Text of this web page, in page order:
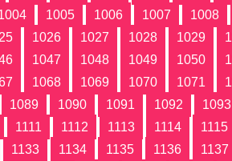
1005 1006 1007 1008
1026 1027 1028 1029
1047 1048 1049 1050
1068 1069 1070 1071
1089 1090 1091 1092 1093
1111 1112 1113 1114 1115
1133 1134 1135 1136 1137